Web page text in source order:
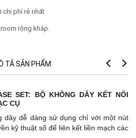
chi phí rẻ nhất
rộng khắp.
TẢ SẢN PHẨM
SET: BỘ KHÔNG DÂY KẾT NỐI
CỤ
dây dễ dàng sử dụng chỉ với một nút
kỹ thuật số để liên kết liền mạch các